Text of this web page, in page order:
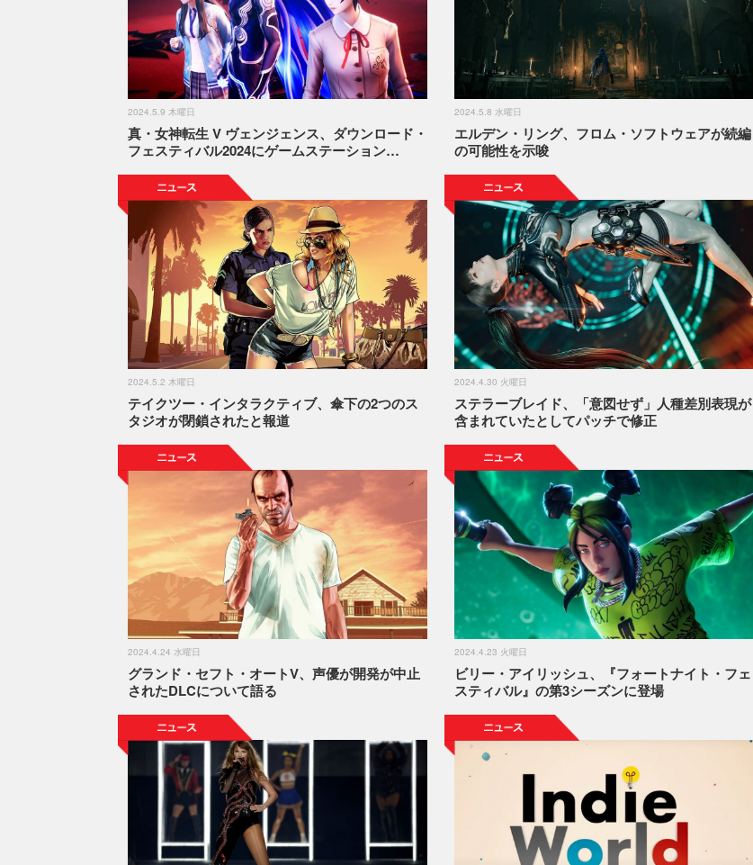
2024.5.9 木曜日
真・女神転生 V ヴェンジェンス、ダウンロード・
フェスティバル2024にゲームステーション…
2024.5.8 水曜日
エルデン・リング、フロム・ソフトウェアが続編
の可能性を示唆
2024.5.2 木曜日
テイクツー・インタラクティブ、傘下の2つのス
タジオが閉鎖されたと報道
2024.4.30 火曜日
ステラーブレイド、「意図せず」人種差別表現が
含まれていたとしてパッチで修正
2024.4.24 水曜日
グランド・セフト・オートV、声優が開発が中止
されたDLCについて語る
2024.4.23 火曜日
ビリー・アイリッシュ、『フォートナイト・フェ
スティバル』の第3シーズンに登場